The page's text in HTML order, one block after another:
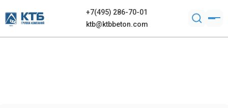
+7(495) 286-70-01
ktb@ktbbeton.com